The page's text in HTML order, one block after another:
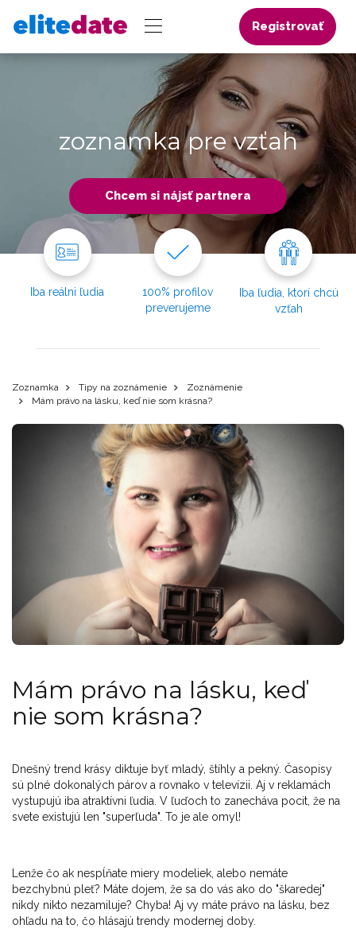
Registrovať
zoznamka pre vzťah
Chcem si nájsť partnera
Iba reálni ľudia
100% profilov
preverujeme
Iba ľudia, ktorí chcú
vzťah
Zoznamka Tipy na zoznámenie
Zoznámenie
Mám právo na lásku, keď nie som krásna?
Mám právo na lásku, keď
nie som krásna?
Dnešný trend krásy diktuje byť mladý, štíhly a pekný. Časopisy
sú plné dokonalých párov a rovnako v televízii. Aj v reklamách
vystupujú iba atraktívni ľudia. V ľuďoch to zanecháva pocit, že na
svete existujú len "superľuda". To je ale omyl!
Lenže čo ak nespĺňate miery modeliek, alebo nemáte
bezchybnú pleť? Máte dojem, že sa do vás ako do "škaredej"
nikdy nikto nezamiluje? Chyba! Aj vy máte právo na lásku, bez
ohľadu na to, čo hlásajú trendy modernej doby.